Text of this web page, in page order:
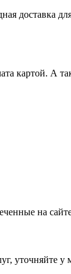
доставка
картой. А
на
уточняйте у